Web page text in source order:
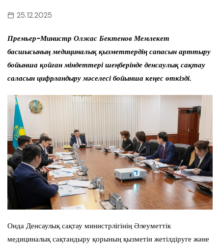
25.12.2025
Премьер-Министр Олжас Бектенов Мемлекет
басшысының медициналық қызметтердің сапасын арттыру
бойынша қойған міндеттері шеңберінде денсаулық сақтау
саласын цифрландыру мәселесі бойынша кеңес өткізді.
Онда Денсаулық сақтау министрлігінің Әлеуметтік
медициналық сақтандыру қорының қызметін жетілдіруге және